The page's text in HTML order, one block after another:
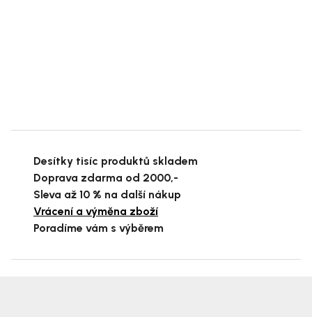
Desítky tisíc produktů skladem
Doprava zdarma od 2000,-
Sleva až 10 % na další nákup
Vrácení a výměna zboží
Poradíme vám s výběrem